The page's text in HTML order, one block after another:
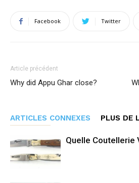
Facebook Twitter
Article précédent
Why did Appu Ghar close?
ARTICLES CONNEXES PLUS DE
Quelle Coutellerie